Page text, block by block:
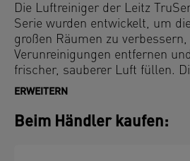
Die Luftreiniger der Leitz
Serie wurden entwickelt, um
großen Räumen zu
Verunreinigungen entfernen
frischer, sauberer Luft füllen.
Luftreinigungsrate (CADR) sorgt
Größe von bis zu 130 m2,
ERWEITERN
Beim Händler kaufen: